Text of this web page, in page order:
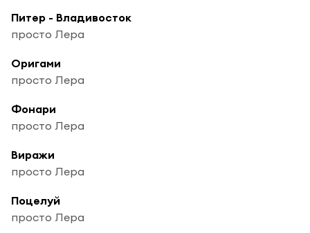
Питер - Владивосток
просто Лера
Оригами
просто Лера
Фонари
просто Лера
Виражи
просто Лера
Поцелуй
просто Лера